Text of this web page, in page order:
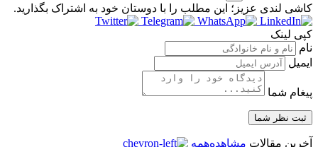
کاشی‌ لندی عزیز؛ این مطلب را با دوستان خود به اشتراک بگذارید.
کپی لینک
نام
ایمیل
پیغام شما
آخرین مقالات مشاهده‌همه